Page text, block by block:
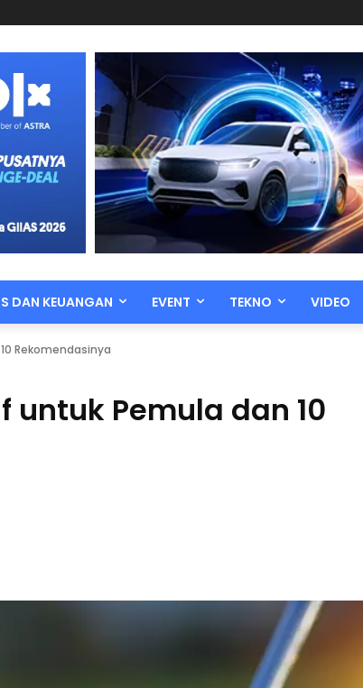
DAN KEUANGAN EVENT TEKNO VIDEO
Rekomendasinya
untuk Pemula dan 10